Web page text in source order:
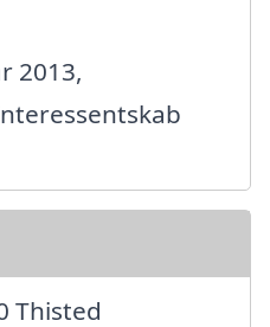
2013,
Thisted